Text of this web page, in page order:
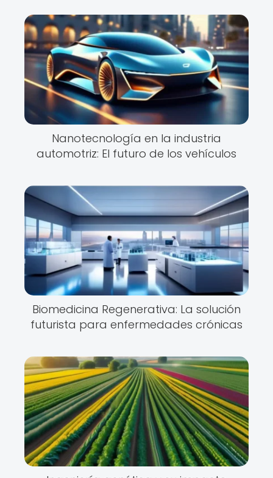
Nanotecnología en la industria
automotriz: El futuro de los vehículos
Biomedicina Regenerativa: La solución
futurista para enfermedades crónicas